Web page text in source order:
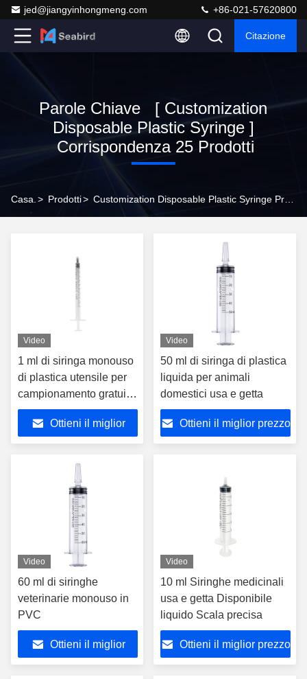
jed@jiangyinhongmeng.com +86-021-57620800
Citazione
Parole Chiave [ Customization
Disposable Plastic Syringe ]
Corrispondenza 25 Prodotti
Casa. > Prodotti>
Video
1 ml di siringa monouso
di plastica utensile per
campionamento gratuito
per l'alimentazione degli
animaliOttieni il miglior
Video
50 ml di siringa di plastica
liquida per animali
domestici usa e getta
Ottieni il miglior prezzo
Video
60 ml di siringhe
veterinarie monouso in
PVC
Ottieni il miglior
Video
10 ml Siringhe medicinali
usa e getta Disponibile
liquido Scala precisa
Ottieni il miglior prezzo